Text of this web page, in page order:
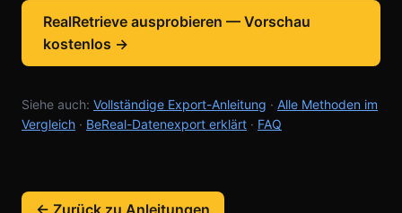
RealRetrieve ausprobieren — Vorschau
kostenlos →
Siehe auch: Vollständige Export-Anleitung · Alle Methoden im
Vergleich · BeReal-Datenexport erklärt · FAQ
← Zurück zu Anleitungen